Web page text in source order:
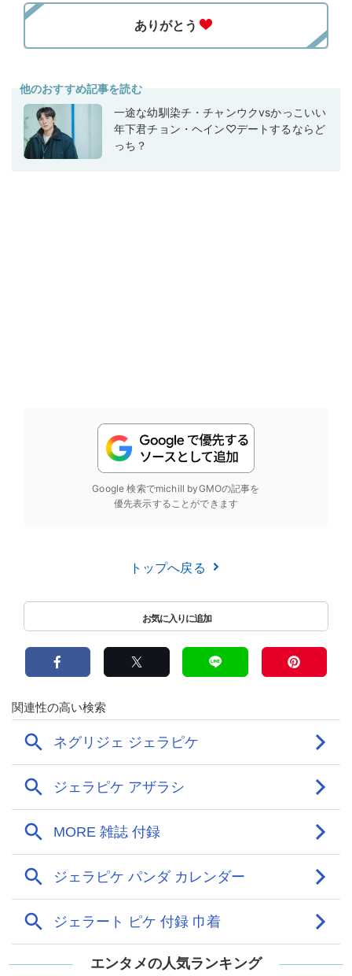
他のおすすめ記事を読む
一途な幼馴染チ・チャンウクvsかっこいい
年下君チョン・ヘイン♡デートするならど
っち？
Google 検索でmichill byGMOの記事を
優先表示することができます
トップへ戻る
エンタメの人気ランキング